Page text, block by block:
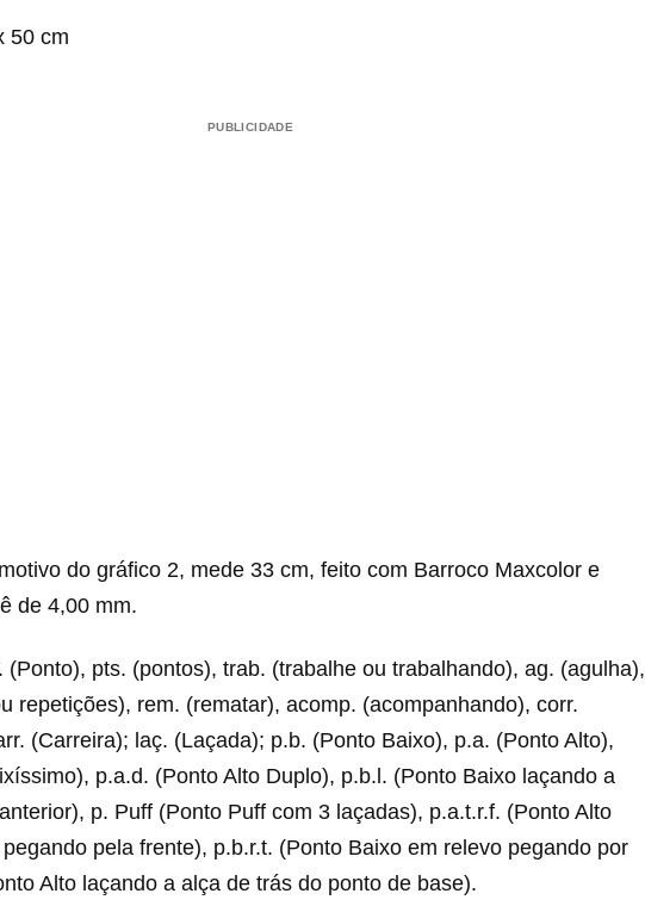
50 cm
PUBLICIDADE
do gráfico 2, mede 33 cm, feito com Barroco Maxcolor e
de 4,00 mm.
(Ponto), pts. (pontos), trab. (trabalhe ou trabalhando), ag. (agulha),
repetições), rem. (rematar), acomp. (acompanhando), corr.
(Carreira); laç. (Laçada); p.b. (Ponto Baixo), p.a. (Ponto Alto),
p.a.d. (Ponto Alto Duplo), p.b.l. (Ponto Baixo laçando a
p. Puff (Ponto Puff com 3 laçadas), p.a.t.r.f. (Ponto Alto
pela frente), p.b.r.t. (Ponto Baixo em relevo pegando por
Alto laçando a alça de trás do ponto de base).